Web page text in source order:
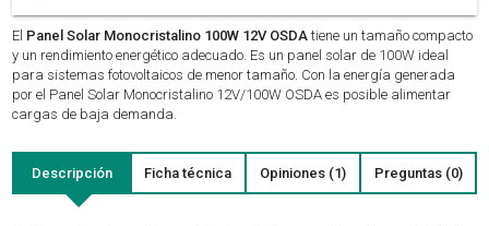
El Panel Solar Monocristalino 100W 12V OSDAtiene un tamaño compacto
y un rendimiento energético adecuado. Es un panel solar de 100W ideal
para sistemas fotovoltaicos de menor tamaño. Con la energía generada
por el Panel Solar Monocristalino 12V/100W OSDA es posible alimentar
cargas de baja demanda.
Descripción Ficha técnica Opiniones (1) Preguntas (0)